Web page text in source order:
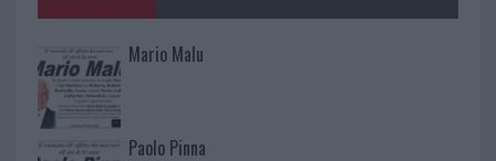
Mario Malu
Paolo Pinna